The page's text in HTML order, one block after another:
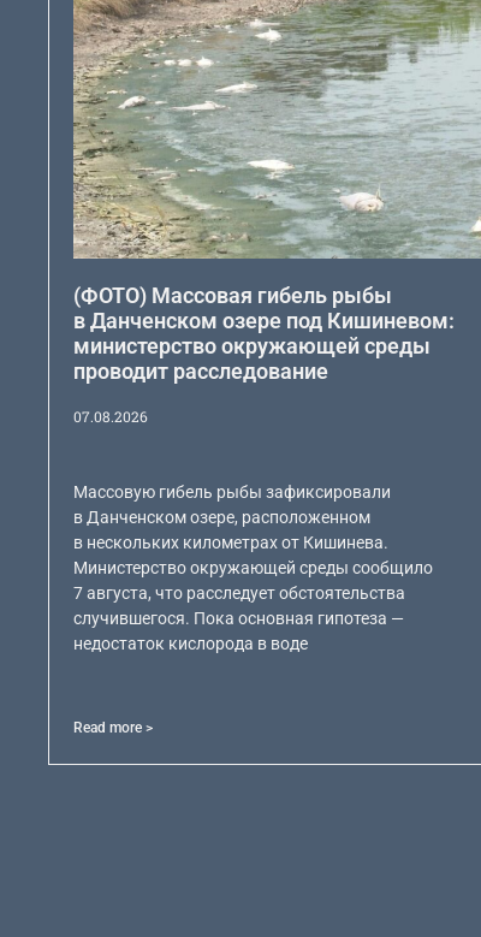
(ФОТО) Массовая гибель рыбы
в Данченском озере под Кишиневом:
министерство окружающей среды
проводит расследование
07.08.2026
Массовую гибель рыбы зафиксировали
в Данченском озере, расположенном
в нескольких километрах от Кишинева.
Министерство окружающей среды сообщило
7 августа, что расследует обстоятельства
случившегося. Пока основная гипотеза —
недостаток кислорода в воде
Read more >